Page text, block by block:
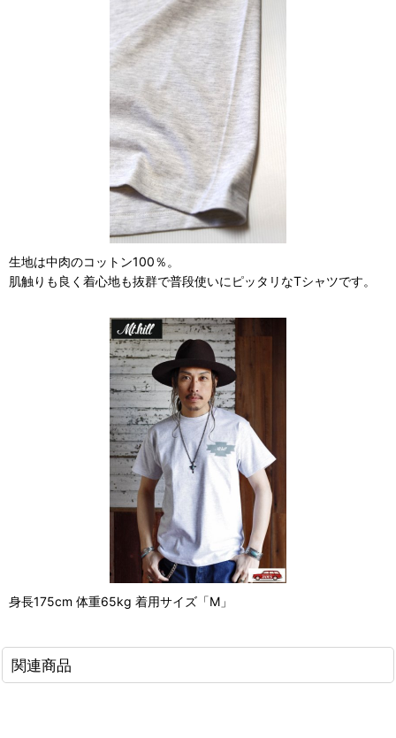
生地は中肉のコットン100％。
肌触りも良く着心地も抜群で普段使いにピッタリなTシャツです。
身長175cm 体重65kg 着用サイズ「M」
関連商品